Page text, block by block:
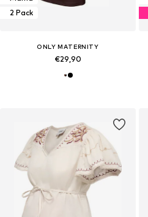
2 Pack
ONLY MATERNITY
€29,90